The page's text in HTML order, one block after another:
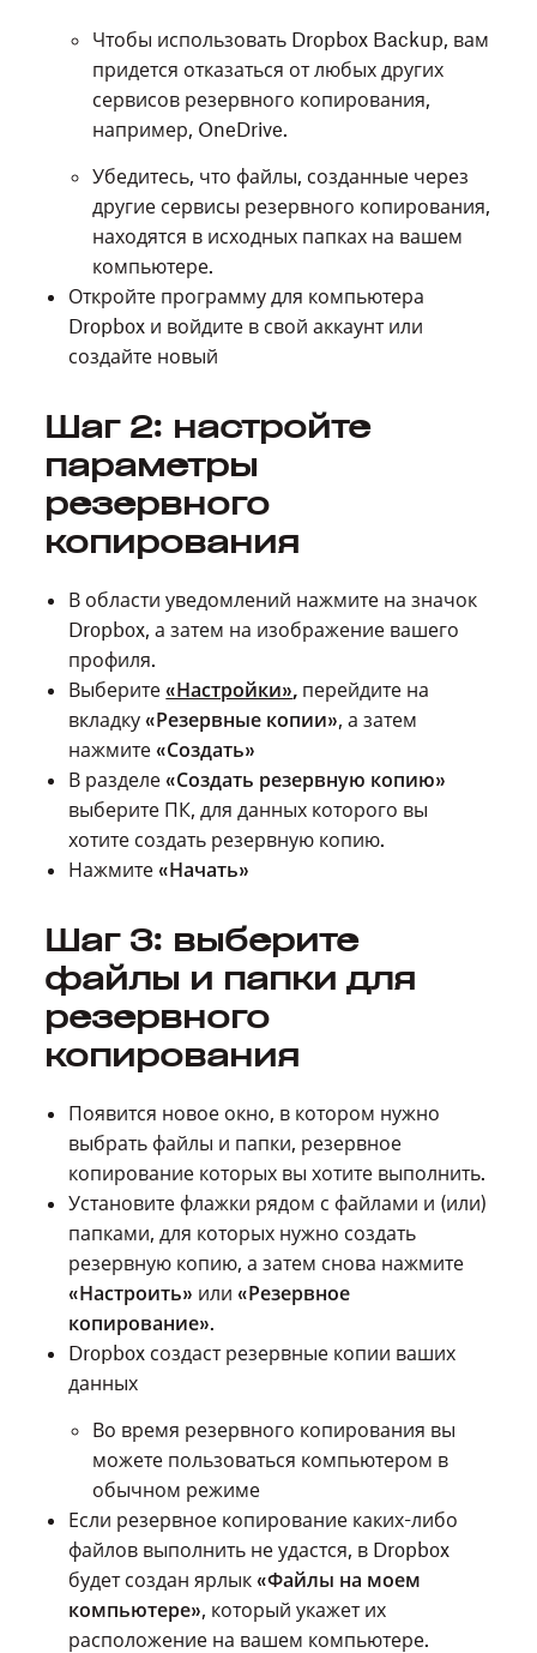
Чтобы использовать Dropbox Backup, вам
придется отказаться от любых других
сервисов резервного копирования,
например, OneDrive.
Убедитесь, что файлы, созданные через
другие сервисы резервного копирования,
находятся в исходных папках на вашем
компьютере.
Откройте программу для компьютера
Dropbox и войдите в свой аккаунт или
создайте новый
Шаг 2: настройте
параметры
резервного
копирования
В области уведомлений нажмите на значок
Dropbox, а затем на изображение вашего
профиля.
Выберите«Настройки», перейдите на
вкладку«Резервные копии», а затем
нажмите«Создать»
В разделе«Создать резервную копию»
выберите ПК, для данных которого вы
хотите создать резервную копию.
Нажмите«Начать»
Шаг 3: выберите
файлы и папки для
резервного
копирования
Появится новое окно, в котором нужно
выбрать файлы и папки, резервное
копирование которых вы хотите выполнить.
Установите флажки рядом с файлами и (или)
папками, для которых нужно создать
резервную копию, а затем снова нажмите
«Настроить» или«Резервное
копирование».
Dropbox создаст резервные копии ваших
данных
Во время резервного копирования вы
можете пользоваться компьютером в
обычном режиме
Если резервное копирование каких-либо
файлов выполнить не удастся, в Dropbox
будет создан ярлык«Файлы на моем
компьютере», который укажет их
расположение на вашем компьютере.